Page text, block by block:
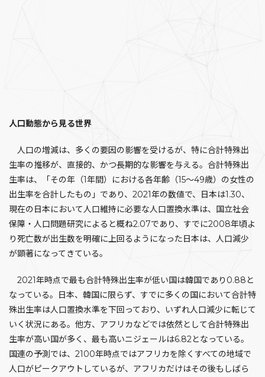
人口動態から見る世界
人口の増減は、多くの要因の影響を受けるが、特に合計特殊出
生率の推移が、直接的、かつ長期的な影響を与える。合計特殊出
生率は、「その年（1年間）における各年齢（15～49歳）の女性の
出生率を合計したもの」であり、2021年の数値で、日本は1.30、
現在の日本において人口維持に必要な人口置換水準は、国立社会
保障・人口問題研究によると概ね2.07であり、すでに2008年頃よ
り死亡数が出生数を明確に上回るようになった日本は、人口減少
が顕著になってきている。
2021年時点で最も合計特殊出生率が低い国は韓国であり0.88と
なっている。日本、韓国に限らず、すでに多くの国において合計特
殊出生率は人口置換水準を下回っており、いずれ人口減少に転じて
いく状況にある。他方、アフリカなどでは依然として合計特殊出
生率が高い国が多く、最も高いニジェールは6.82となっている。
国連の予測では、2100年時点ではアフリカを除くすべての地域で
人口がピークアウトしているが、アフリカだけはその後もしばら